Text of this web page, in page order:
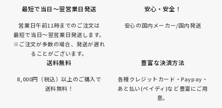
最短で当日～翌営業日発送
営業日午前11時までのご注文は
最短で当日～翌営業日発送します。
※ご注文が多数の場合、発送が遅れ
ることがございます。
安心・安全！
安心の国内メーカー/国内発送
送料無料
8,000円（税込）以上のご購入で
送料無料！
豊富な決済方法
各種クレジットカード・Paypay・
あと払い(ペイディ)など豊富にご用
意。